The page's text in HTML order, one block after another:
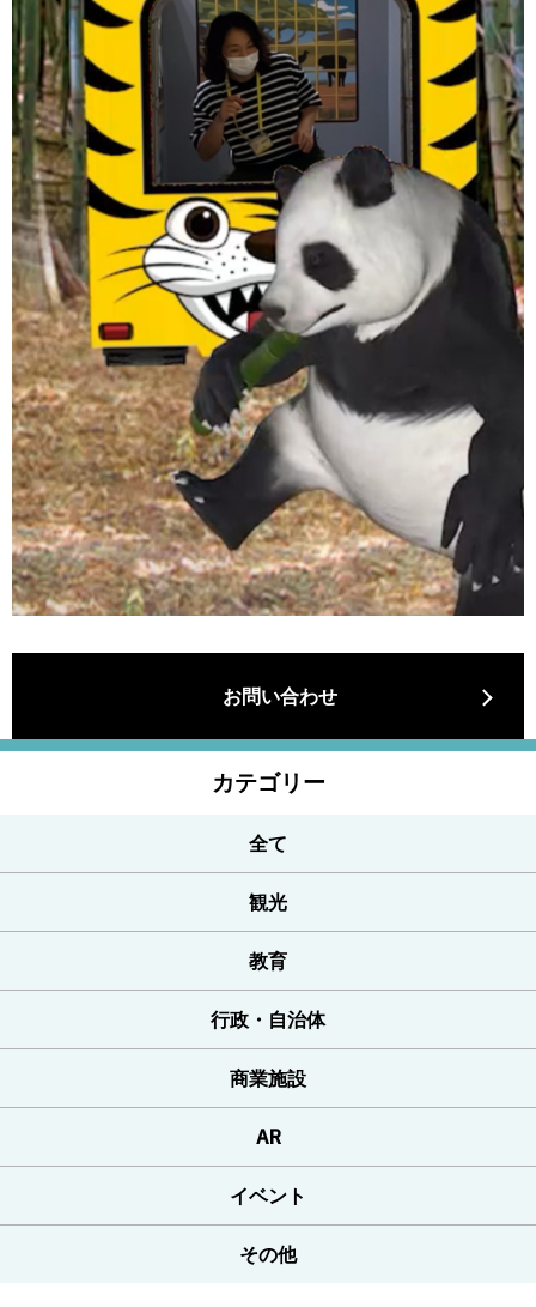
お問い合わせ
カテゴリー
全て
観光
教育
行政・自治体
商業施設
AR
イベント
その他